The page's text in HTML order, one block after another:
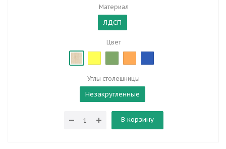
Материал
ЛДСП
Цвет
Углы столешницы
Незакругленные
В корзину